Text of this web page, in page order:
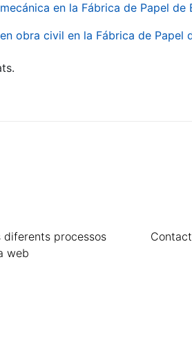
en la Fábrica de Papel de
obra civil en la Fábrica de Papel
diferents processos
web